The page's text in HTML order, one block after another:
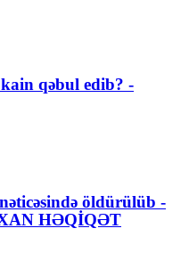
qəbul edib? -
öldürülüb -
HƏQİQƏT